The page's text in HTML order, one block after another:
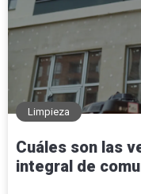
Limpieza
Cuáles son las
integral de